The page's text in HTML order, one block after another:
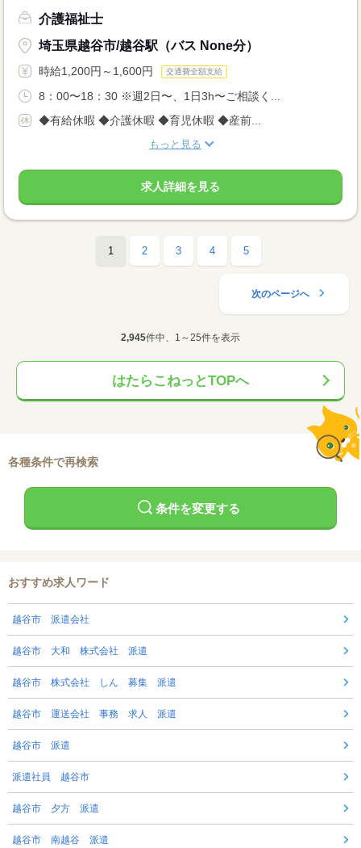
介護福祉士
埼玉県越谷市/越谷駅（バス None分）
時給1,200円～1,600円 交通費全額支給
8：00〜18：30 ※週2日〜、1日3h〜ご相談く...
◆有給休暇 ◆介護休暇 ◆育児休暇 ◆産前...
もっと見る
求人詳細を見る
1 2 3 4 5
次のページへ
2,945件中、1～25件を表示
はたらこねっとTOPへ
各種条件で再検索
条件を変更する
おすすめ求人ワード
越谷市 派遣会社
越谷市 大和 株式会社 派遣
越谷市 株式会社 しん 募集 派遣
越谷市 運送会社 事務 求人 派遣
越谷市 派遣
派遣社員 越谷市
越谷市 夕方 派遣
越谷市 南越谷 派遣